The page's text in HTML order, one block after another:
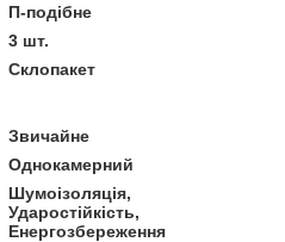
П-подібне
3 шт.
Склопакет
Звичайне
Однокамерний
Шумоізоляція,
Ударостійкість,
Енергозбереження